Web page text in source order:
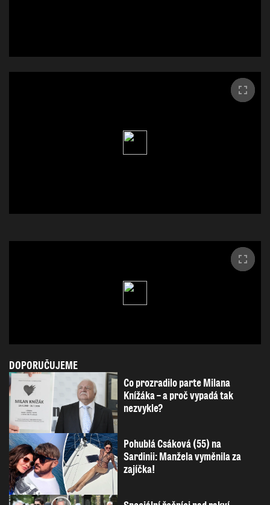
DOPORUČUJEME
Co prozradilo parte Milana
Knížáka – a proč vypadá tak
nezvykle?
Pohublá Csáková (55) na
Sardinii: Manžela vyměnila za
zajíčka!